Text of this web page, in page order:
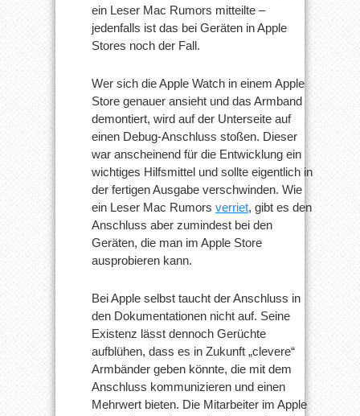
ein Leser Mac Rumors mitteilte –
jedenfalls ist das bei Geräten in Apple
Stores noch der Fall.
Wer sich die Apple Watch in einem Apple
Store genauer ansieht und das Armband
demontiert, wird auf der Unterseite auf
einen Debug-Anschluss stoßen. Dieser
war anscheinend für die Entwicklung ein
wichtiges Hilfsmittel und sollte eigentlich in
der fertigen Ausgabe verschwinden. Wie
ein Leser Mac Rumors verriet, gibt es den
Anschluss aber zumindest bei den
Geräten, die man im Apple Store
ausprobieren kann.
Bei Apple selbst taucht der Anschluss in
den Dokumentationen nicht auf. Seine
Existenz lässt dennoch Gerüchte
aufblühen, dass es in Zukunft „clevere“
Armbänder geben könnte, die mit dem
Anschluss kommunizieren und einen
Mehrwert bieten. Die Mitarbeiter im Apple